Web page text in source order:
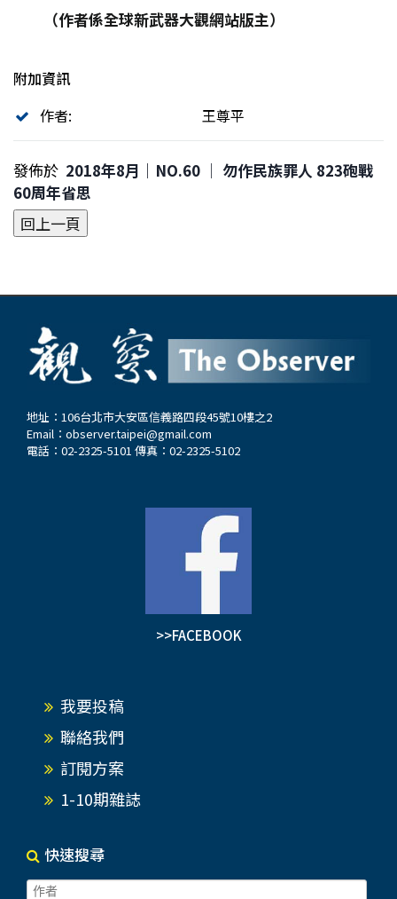
（作者係全球新武器大觀網站版主）
附加資訊
作者:
王尊平
發佈於 2018年8月｜NO.60 │ 勿作民族罪人 823砲戰
60周年省思
地址：106台北市大安區信義路四段45號10樓之2
Email： observer.taipei@gmail.com
電話：02-2325-5101 傳真：02-2325-5102
>>FACEBOOK
我要投稿
聯絡我們
訂閱方案
1-10期雜誌
快速搜尋